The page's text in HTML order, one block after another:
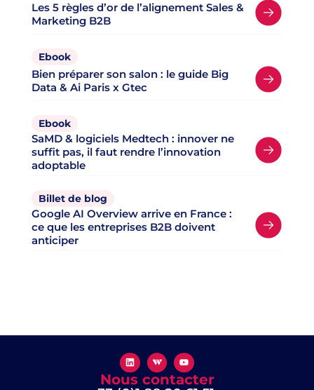
Les 5 règles d’or de l’alignement Sales &
Marketing B2B
Ebook
Bien préparer son salon : le guide Big
Data & Ai Paris x Gtec
Ebook
SaMD & logiciels Medtech : innover ne
suffit pas, il faut rendre l’innovation
adoptable
Billet de blog
Google AI Overview arrive en France :
ce que les entreprises B2B doivent
anticiper
Nous contacter